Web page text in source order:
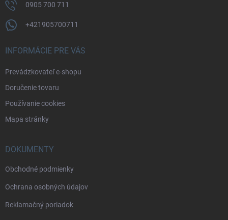
0905 700 711
+421905700711
INFORMÁCIE PRE VÁS
Prevádzkovateľ e-shopu
Doručenie tovaru
Používanie cookies
Mapa stránky
DOKUMENTY
Obchodné podmienky
Ochrana osobných údajov
Reklamačný poriadok